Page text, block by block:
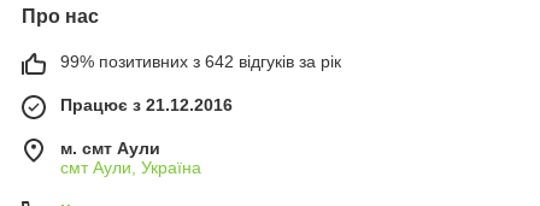
Про нас
99% позитивних з 642 відгуків за рік
Працює з 21.12.2016
м. смт Аули
смт Аули, Україна